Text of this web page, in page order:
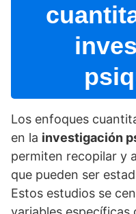
Los enfoques
en la investigación
permiten recopilar y
que pueden ser
Estos estudios se